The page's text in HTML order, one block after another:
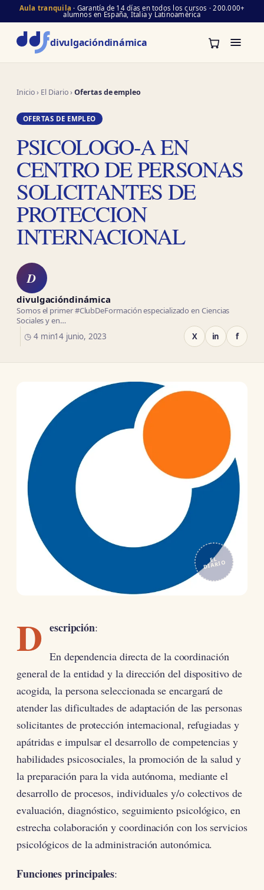
Aula tranquila · Garantía de 14 días en todos los cursos · 200.000+
alumnos en España, Italia y Latinoamérica
divulgacióndinámica
Inicio› El Diario›Ofertas de empleo
OFERTAS DE EMPLEO
PSICOLOGO-A EN
CENTRO DE PERSONAS
SOLICITANTES DE
PROTECCION
INTERNACIONAL
D
divulgacióndinámica
Somos el primer #ClubDeFormación especializado en Ciencias
Sociales y en…
◷ 4 min14 junio, 2023 X in f
EL
DIARIO
D escripción:
En dependencia directa de la coordinación
general de la entidad y la dirección del dispositivo de
acogida, la persona seleccionada se encargará de
atender las dificultades de adaptación de las personas
solicitantes de protección internacional, refugiadas y
apátridas e impulsar el desarrollo de competencias y
habilidades psicosociales, la promoción de la salud y
la preparación para la vida autónoma, mediante el
desarrollo de procesos, individuales y/o colectivos de
evaluación, diagnóstico, seguimiento psicológico, en
estrecha colaboración y coordinación con los servicios
psicológicos de la administración autonómica.
Funciones principales: